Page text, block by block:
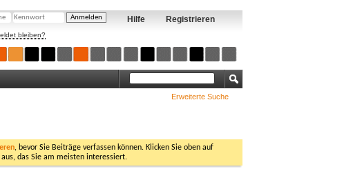
Registrieren
Hilfe
bleiben?
Erweiterte Suche
, bevor Sie Beiträge verfassen können. Klicken Sie oben auf
das Sie am meisten interessiert.